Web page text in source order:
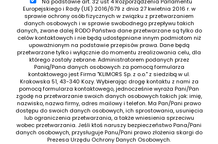
Europejskiego i Rady (UE) 2016/679 z dnia 27 kwietnia 2016 r. w
sprawie ochrony osób fizycznych w związku z przetwarzaniem
danych osobowych i w sprawie swobodnego przepływu takich
danych, zwane dalej RODO Państwa dane przetwarzane są tylko do
celów kontaktowych i nie będą udostępniane innym podmiotom niż
upoważnionym na podstawie przepisów prawa. Dane będą
przetwarzane tylko i wyłącznie do momentu zrealizowania celu, dla
którego zostały zebrane. Administratorem podanych przez
Panią/Pana danych osobowych za pomocą formularza
kontaktowego jest Firma "KLIMORS Sp. z o.o." z siedzibą w ul.
Krakowska 51, 43-340 Kozy. Wybierając drogę kontaktu z nami za
pomocą formularza kontaktowego, jednocześnie wyraża Pani/Pan
zgodę na przetwarzanie swoich danych osobowych takich jak: imię,
nazwisko, nazwa firmy, adres mailowy i telefon. Ma Pan/Pani prawo
dostępu do swoich danych osobowych, ich sprostowania, usunięcia
lub ograniczenia przetwarzania, a także wniesienia sprzeciwu
wobec przetwarzania. Jeśli ktoś naruszy bezpieczeństwo Pana/Pani
danych osobowych, przysługuje Panu/Pani prawo złożenia skargi do
Prezesa Urzędu Ochrony Danych Osobowych.